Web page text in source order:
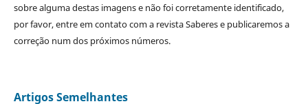
sobre alguma destas imagens e não foi corretamente identificado,
por favor, entre em contato com a revista Saberes e publicaremos a
correção num dos próximos números.
Artigos Semelhantes